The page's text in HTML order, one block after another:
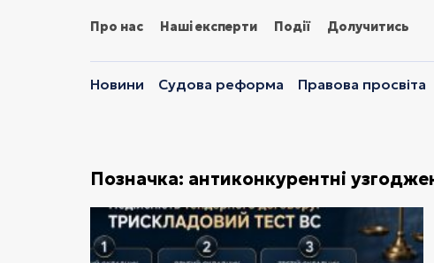
Про нас Наші експерти Події Долучитись
Новини Судова реформа Правова просвіта
Позначка: антиконкурентні